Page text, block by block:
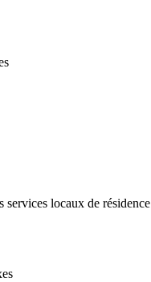
services locaux de résidence